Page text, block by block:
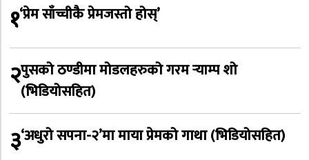
१‘प्रेम साँच्चीकै प्रेमजस्तो होस्’
२पुसको ठण्डीमा मोडलहरुको गरम र्‍याम्प शो
(भिडियोसहित)
३‘अधुरो सपना-२’मा माया प्रेमको गाथा (भिडियोसहित)